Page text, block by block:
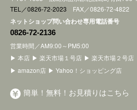
TEL／0826-72-2023 FAX／0826-72-4822
ネットショップ問い合わせ専用電話番号
0826-72-2136
営業時間／AM9:00～PM5:00
▶ 本店 ▶ 楽天市場１号店 ▶ 楽天市場２号店
▶ amazon店 ▶ Yahoo！ショッピング店
簡単！無料！お見積りはこちら